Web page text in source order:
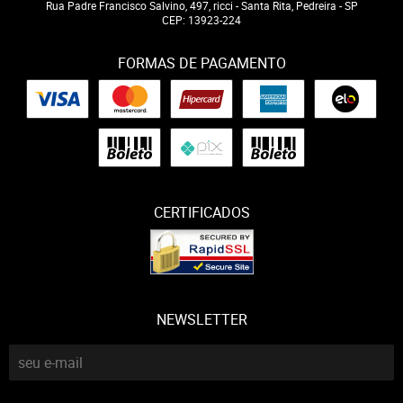
Rua Padre Francisco Salvino, 497, ricci -Santa Rita, Pedreira -SP
CEP: 13923-224
FORMAS DE PAGAMENTO
CERTIFICADOS
NEWSLETTER